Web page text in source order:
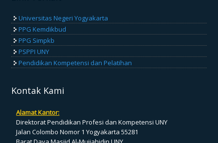
Universitas Negeri Yogyakarta
PPG Kemdikbud
PPG Simpkb
PSPPI UNY
Pendidikan Kompetensi dan Pelatihan
Kontak Kami
Alamat Kantor:
Direktorat Pendidikan Profesi dan Kompetensi UNY
Jalan Colombo Nomor 1 Yogyakarta 55281